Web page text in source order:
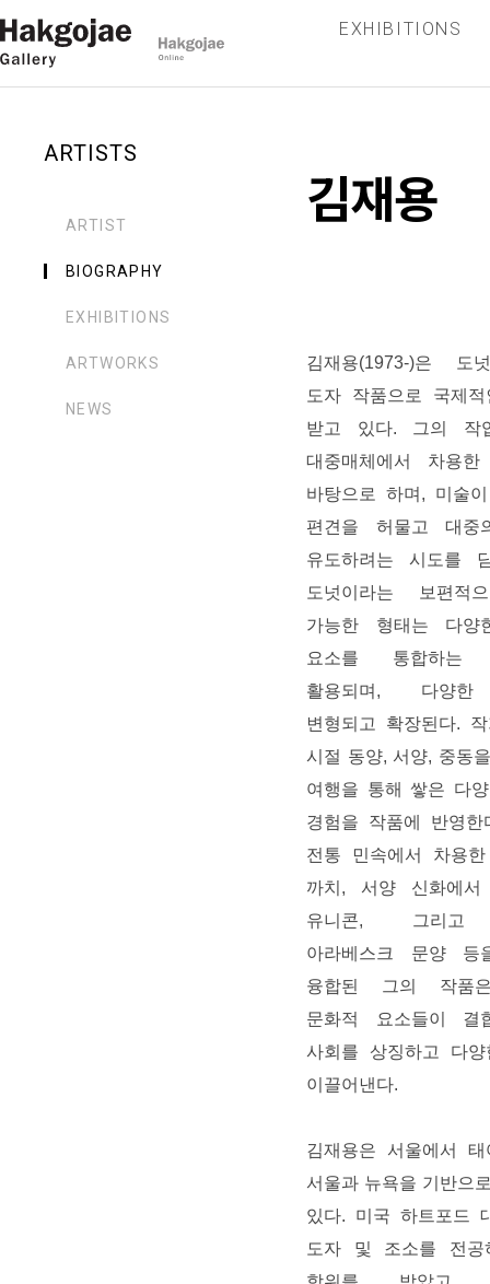
EXHIBITIONS
ARTISTS
ARTIST
BIOGRAPHY
EXHIBITIONS
ARTWORKS
NEWS
김재용
김재용(1973-)은 도
도자 작품으로 국제
받고 있다. 그의 작
대중매체에서 차용한
바탕으로 하며 , 미술
편견을 허물고 대중
유도하려는 시도를
도넛이라는 보편적
가능한 형태는 다양
요소를 통합하는
활용되며 , 다양
변형되고 확장된다.
시절 동양, 서양, 중동
여행을 통해 쌓은 다
경험을 작품에 반영한
전통 민속에서 차용
까치 , 서양 신화에서
유니콘,
그리
아라베스크 문양 등
융합된 그의 작품
문화적 요소들이 결
사회를 상징하고 다
이끌어낸다.
김재용은 서울에서
서울과 뉴욕을 기반으
있다. 미국 하트포드
도자 및 조소를 전공